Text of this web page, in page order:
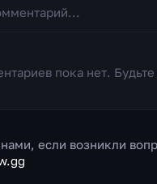
пока нет.
если возникли